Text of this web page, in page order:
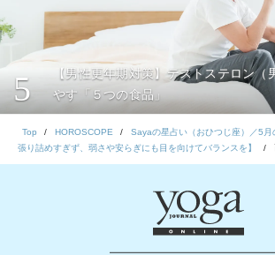
5
【男性更年期対策】テストステロン（
やす「５つの食品」
Top HOROSCOPE
Sayaの星占い（おひつじ座）／5月
張り詰めすぎず、弱さや安らぎにも目を向けてバランスを】